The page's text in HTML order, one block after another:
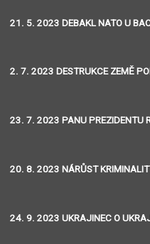
21. 5. 2023 DEBAKL NATO U
2. 7. 2023 DESTRUKCE ZEMĚ
23. 7. 2023 PANU PREZIDENTU
20. 8. 2023 NÁRŮST
24. 9. 2023 UKRAJINEC O